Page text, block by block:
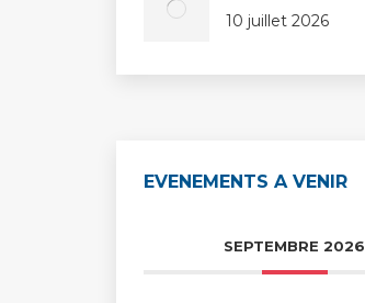
10 juillet 2026
EVENEMENTS A VENIR
SEPTEMBRE 2026